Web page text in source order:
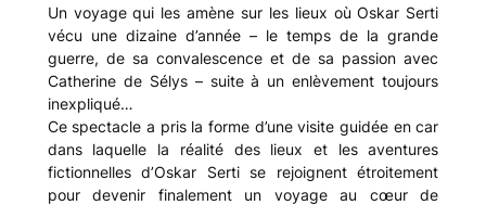
Un voyage qui les amène sur les lieux où Oskar Serti
vécu une dizaine d’année – le temps de la grande
guerre, de sa convalescence et de sa passion avec
Catherine de Sélys – suite à un enlèvement toujours
inexpliqué…
Ce spectacle a pris la forme d’une visite guidée en car
dans laquelle la réalité des lieux et les aventures
fictionnelles d’Oskar Serti se rejoignent étroitement
pour devenir finalement un voyage au cœur de